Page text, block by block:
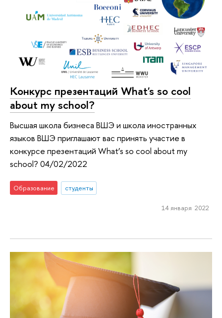
Конкурс презентаций What's so cool
about my school?
Высшая школа бизнеса ВШЭ и школа иностранных
языков ВШЭ приглашают вас принять участие в
конкурсе презентаций What’s so cool about my
school? 04/02/2022
Образование студенты
14 января 2022